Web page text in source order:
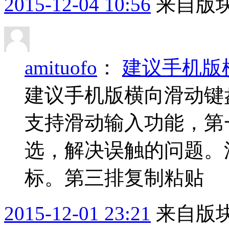
amituofo ： 建议手机版
建议手机版横向滑动
支持滑动输入功能，
选，解决误触的问题
标。第三排复制粘贴
2015-12-01 23:21 来自版